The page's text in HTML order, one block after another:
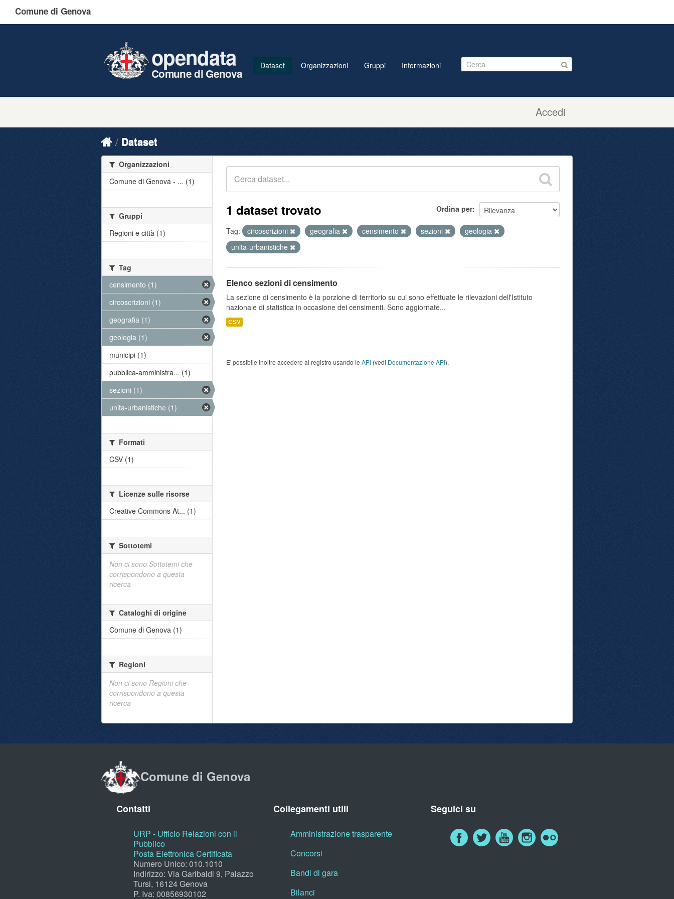
Comune di Genova
Accedi
opendata
Comune di Genova
Dataset Organizzazioni Gruppi Informazioni
Dataset
Ordina per
1 dataset trovato
Tag: circoscrizioni geografia censimento sezioni
geologia
unita-urbanistiche
Elenco sezioni di censimento
La sezione di censimento è la porzione di territorio su cui sono effettuate le rilevazioni dell'Istituto
nazionale di statistica in occasione dei censimenti. Sono aggiornate...
CSV
E' possibile inoltre accedere al registro usando le API (vedi Documentazione API).
Organizzazioni
Comune di Genova - ... (1)
Gruppi
Regioni e città (1)
Tag
censimento (1)
circoscrizioni (1)
geografia (1)
geologia (1)
municipi (1)
pubblica-amministra... (1)
sezioni (1)
unita-urbanistiche (1)
Formati
CSV (1)
Licenze sulle risorse
Creative Commons At... (1)
Sottotemi
Non ci sono Sottotemi che
corrispondono a questa
ricerca
Cataloghi di origine
Comune di Genova (1)
Regioni
Non ci sono Regioni che
corrispondono a questa
ricerca
Comune di Genova
Contatti
URP - Ufficio Relazioni con il
Pubblico
Posta Elettronica Certificata
Numero Unico: 010.1010
Indirizzo: Via Garibaldi 9, Palazzo
Tursi, 16124 Genova
P. Iva: 00856930102
Collegamenti utili
Amministrazione trasparente
Concorsi
Bandi di gara
Bilanci
Seguici su